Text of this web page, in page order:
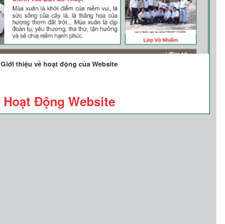
Giới thiệu về hoạt động của Website
Hoạt Động Website